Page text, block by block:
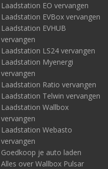
Laadstation EO vervangen
Laadstation EVBox vervangen
Laadstation EVHUB
vervangen
Laadstation LS24 vervangen
Laadstation Myenergi
vervangen
Laadstation Ratio vervangen
Laadstation Telwin vervangen
Laadstation Wallbox
vervangen
Laadstation Webasto
vervangen
Goedkoop je auto laden
Alles over Wallbox Pulsar